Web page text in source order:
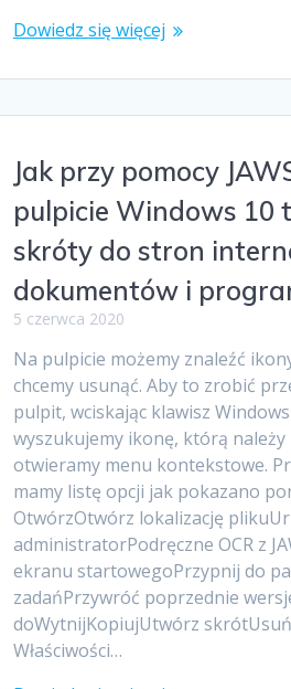
Dowiedz się więcej
Jak przy pomocy
pulpicie Windows 10
skróty do stron
dokumentów i
5 czerwca 2020
Na pulpicie możemy znaleźć
chcemy usunąć. Aby to zrobić
pulpit, wciskając klawisz
wyszukujemy ikonę, którą należy
otwieramy menu kontekstowe.
mamy listę opcji jak pokazano
OtwórzOtwórz lokalizację
administratorPodręczne OCR z
ekranu startowegoPrzypnij do
zadańPrzywróć poprzednie
doWytnijKopiujUtwórz
Właściwości…